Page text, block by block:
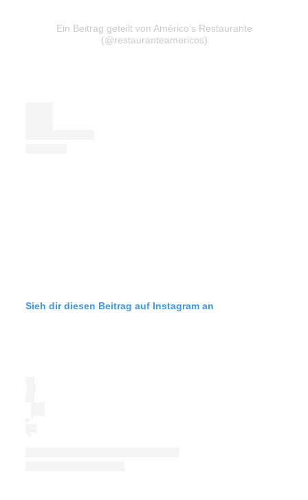
Ein Beitrag geteilt von Américo’s Restaurante
(@restauranteamericos)
Sieh dir diesen Beitrag auf Instagram an